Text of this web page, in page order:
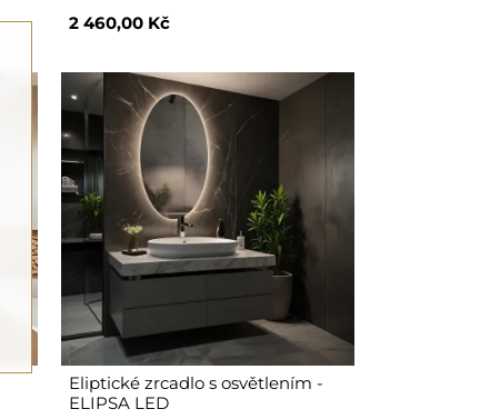
2 460,00 Kč
Eliptické zrcadlo s osvětlením -
ELIPSA LED